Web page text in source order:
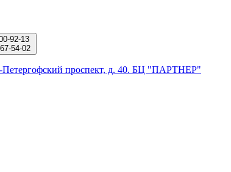
92-13
54-02
Петергофский проспект, д. 40. БЦ "ПАРТНЕР"